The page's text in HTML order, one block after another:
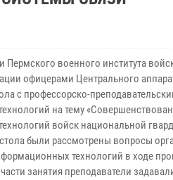
Пермского военного института
офицерами Центрального
с профессорско-
на тему
войск национальной
были рассмотрены вопросы
технологий в ходе
занятия преподаватели